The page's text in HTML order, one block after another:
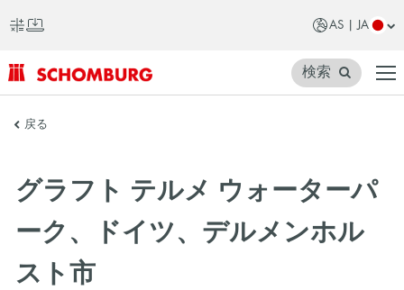
AS | JA
SCHOMBURG
ジ
ア
検索
戻る
グラフト テルメ ウォーターパ
ーク、ドイツ、デルメンホル
スト市